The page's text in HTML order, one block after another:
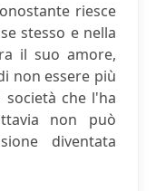
riesce
stesso e nella
il suo amore,
non essere più
che l'ha
non può
diventata